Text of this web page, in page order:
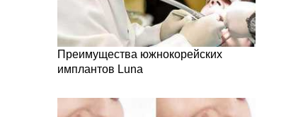
Преимущества южнокорейских
имплантов Luna